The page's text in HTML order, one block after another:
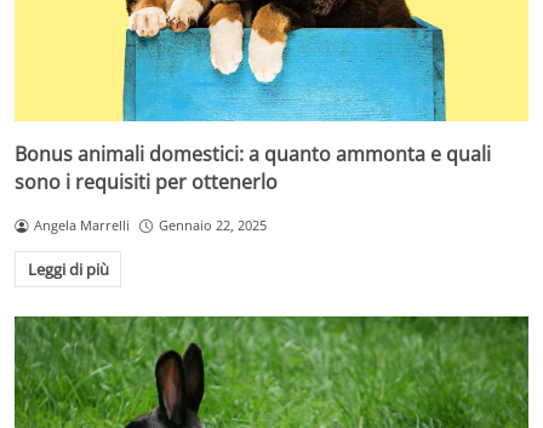
Bonus animali domestici: a quanto ammonta e quali
sono i requisiti per ottenerlo
Angela Marrelli Gennaio 22, 2025
Leggi di più